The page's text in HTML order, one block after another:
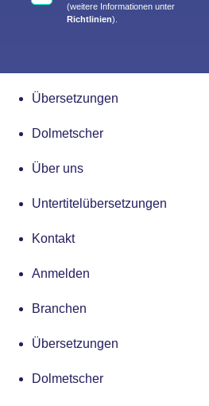
(weitere Informationen unter
Richtlinien).
Übersetzungen
Dolmetscher
Über uns
Untertitelübersetzungen
Kontakt
Anmelden
Branchen
Übersetzungen
Dolmetscher